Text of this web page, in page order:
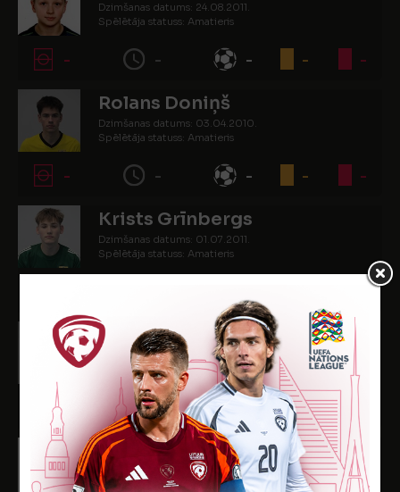
Dzimšanas datums: 24.08.2011.
Spēlētāja statuss: Amatieris
- - - - -
Rolans Doniņš
Dzimšanas datums: 03.04.2010.
Spēlētāja statuss: Amatieris
- - - - -
Krists Grīnbergs
Dzimšanas datums: 01.07.2011.
Spēlētāja statuss: Amatieris
-
Reinis Krūziņš
Dzimšanas datums: 03.08.2011.
Spēlētāja statuss: Amatieris
- - - - -
Jegors Martiņenko
Dzimšanas datums: 21.10.2011.
Spēlētāja statuss: Amatieris